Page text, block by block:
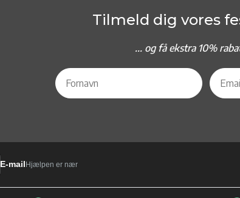
Tilmeld dig vores
... og få ekstra 10%
E-mailHjælpen er nær